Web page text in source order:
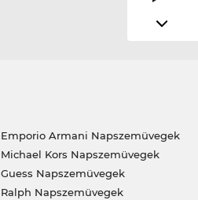
Emporio Armani Napszemüvegek
Michael Kors Napszemüvegek
Guess Napszemüvegek
Ralph Napszemüvegek